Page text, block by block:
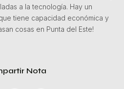
a la tecnología. Hay un
tiene capacidad económica y
cosas en Punta del Este!
Nota